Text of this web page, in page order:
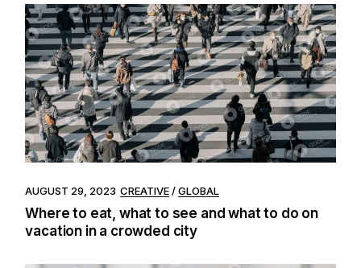
AUGUST 29, 2023 CREATIVE GLOBAL
Where to eat, what to see and what to do on
vacation in a crowded city